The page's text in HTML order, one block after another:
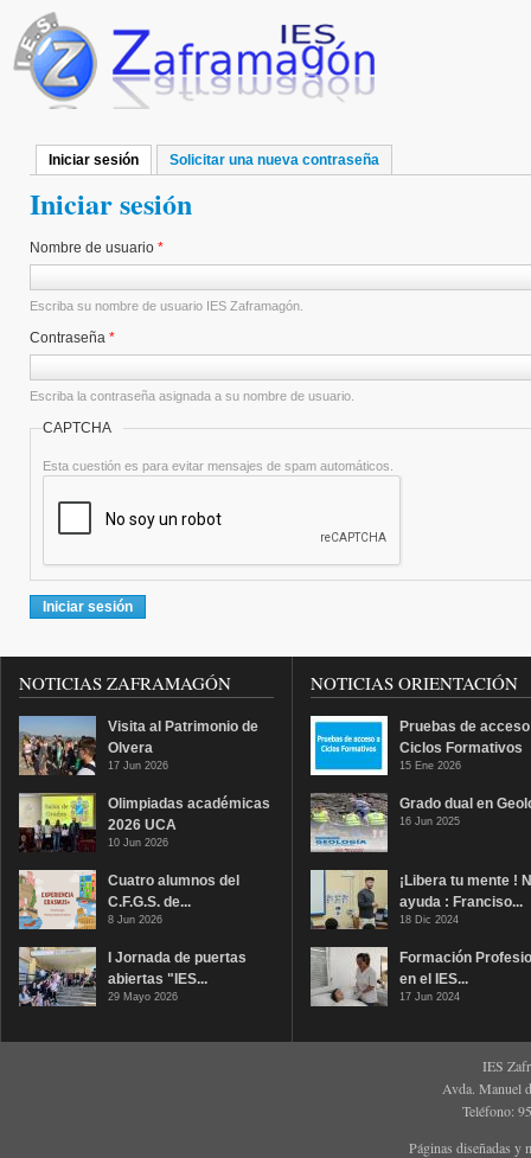
Pasar al contenido principal
Solapas principales
Iniciar sesión (solapa activa)
Solicitar una nueva contraseña
Iniciar sesión
Nombre de usuario *
Escriba su nombre de usuario IES Zaframagón.
Contraseña *
Escriba la contraseña asignada a su nombre de usuario.
CAPTCHA
Esta cuestión es para evitar mensajes de spam automáticos.
NOTICIAS ZAFRAMAGÓN
Visita al Patrimonio de
Olvera
17 Jun 2026
Olimpiadas académicas
2026 UCA
10 Jun 2026
Cuatro alumnos del
C.F.G.S. de...
8 Jun 2026
I Jornada de puertas
abiertas "IES...
29 Mayo 2026
NOTICIAS ORIENTACIÓN
Pruebas de
Ciclos Formativos
15 Ene 2026
Grado dual en
16 Jun 2025
¡Libera tu mente !
ayuda : Franciso...
18 Dic 2024
Formación
en el IES...
17 Jun 2024
IES
Avda. Manuel
Teléfono:
Páginas diseñadas y